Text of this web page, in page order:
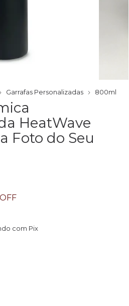
Garrafas Personalizadas 800ml
HeatWave
Foto do Seu
com Pix